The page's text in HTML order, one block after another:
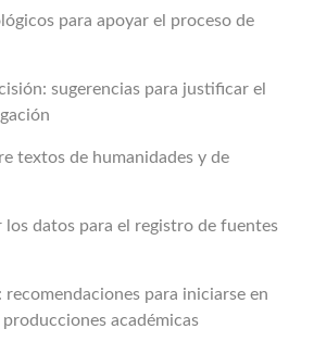
para apoyar el proceso de
sugerencias para justificar el
textos de humanidades y de
los datos para el registro de fuentes
recomendaciones para iniciarse en
producciones académicas